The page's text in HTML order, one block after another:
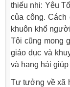
thiếu nhi: Yêu
của công.
khuôn khổ
Tôi cũng mong
giáo dục và
và hang hái giúp
Tư tưởng về xã